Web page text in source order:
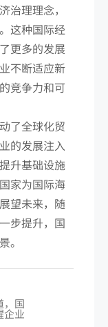
治理理念，
这种国际经
更多的发展
不断适应新
竞争力和可
了全球化贸
的发展注入
升基础设施
家为国际海
望未来，随
步提升，国
。
，国
企业